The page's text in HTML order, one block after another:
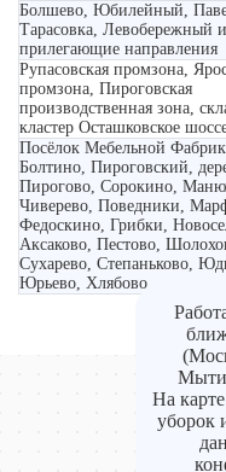
Болшево, Юбилейный,
Тарасовка, Левобережный и
прилегающие направления
Рупасовская промзона,
промзона, Пироговская
производственная зона,
кластер Осташковское
Посёлок Мебельной
Болтино, Пироговский,
Пирогово, Сорокино,
Чиверево, Поведники,
Федоскино, Грибки,
Аксаково, Пестово,
Сухарево, Степаньково,
Юрьево, Хлябово
На
уборок